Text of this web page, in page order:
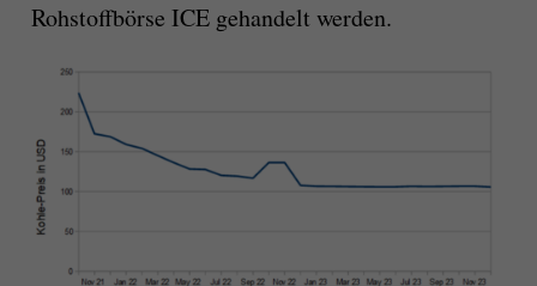
Rohstoffbörse ICE gehandelt werden.